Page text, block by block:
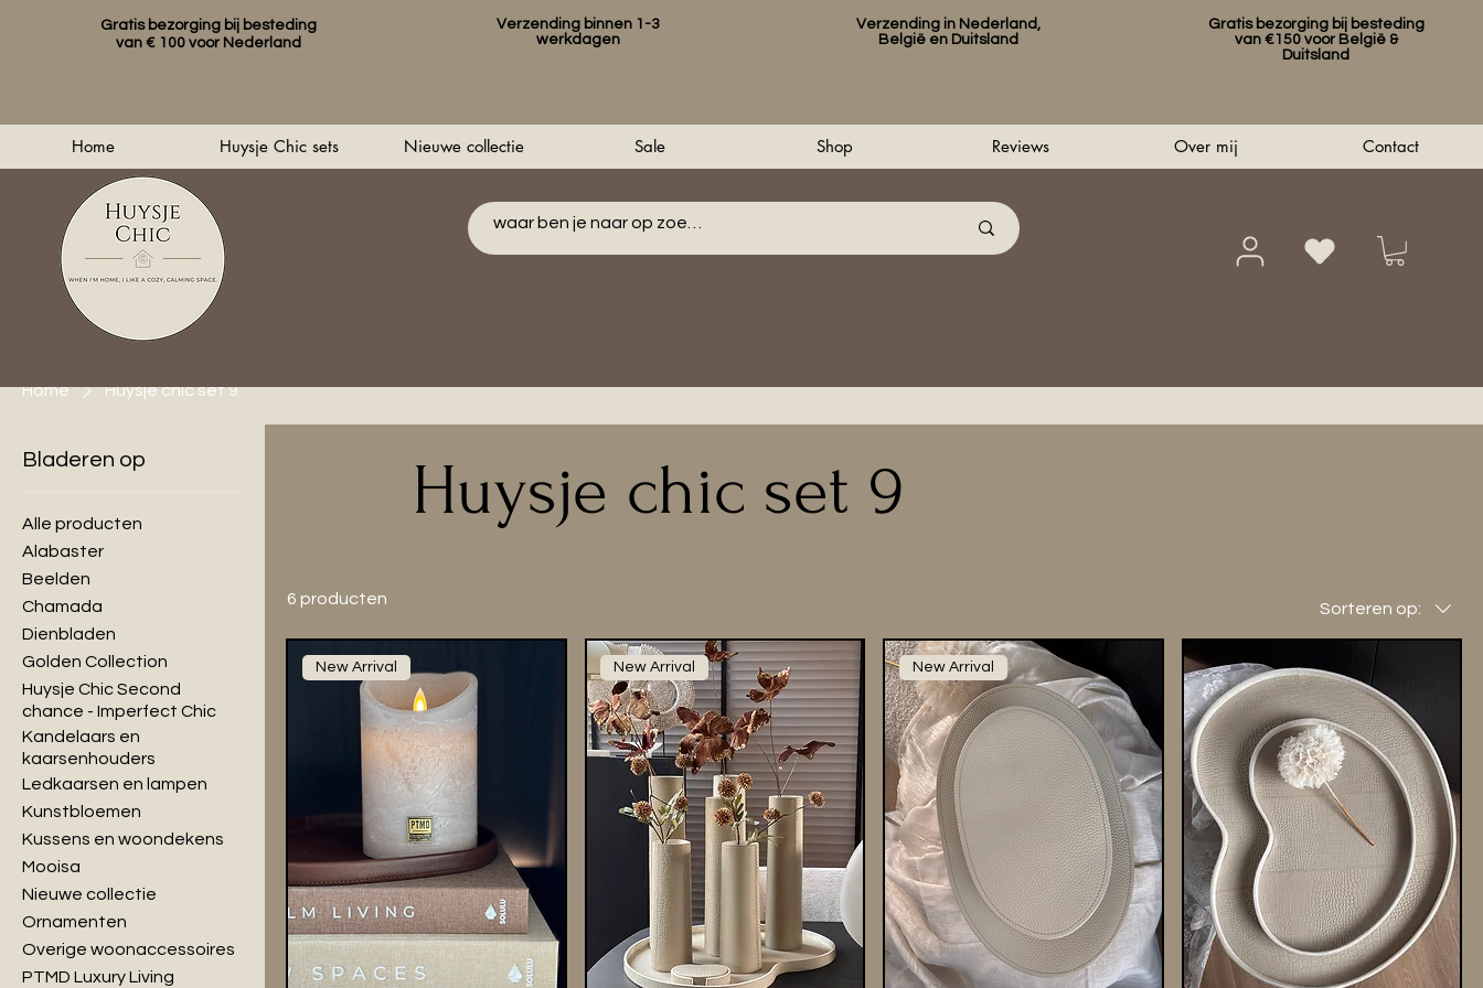
Gratis bezorging bij besteding
van € 100 voor Nederland
Verzending binnen 1-3
werkdagen
Verzending in Nederland,
België en Duitsland
Gratis bezorging bij besteding
van €150 voor België &
Duitsland
Home Huysje Chic sets Nieuwe collectie Sale Shop Reviews Over mij Contact
Home Huysje chic set 9
Bladeren op
Alle producten
Alabaster
Beelden
Chamada
Dienbladen
Golden Collection
Huysje Chic Second
chance - Imperfect Chic
Kandelaars en
kaarsenhouders
Ledkaarsen en lampen
Kunstbloemen
Kussens en woondekens
Mooisa
Nieuwe collectie
Ornamenten
Overige woonaccessoires
PTMD Luxury Living
Huysje chic set 9
6 producten
Sorteren op:
New Arrival New Arrival New Arrival